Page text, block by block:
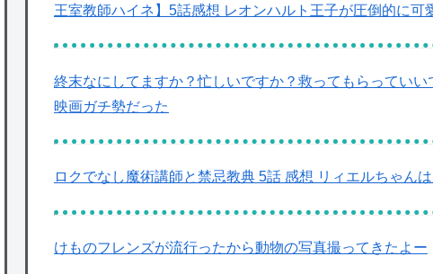
王室教師ハイネ】5話感想 レオンハルト王子が圧倒的に可
終末なにしてますか？忙しいですか？救ってもらってい
映画ガチ勢だった
ロクでなし魔術講師と禁忌教典 5話 感想 リィエルちゃん
けものフレンズが流行ったから動物の写真撮ってきたよー